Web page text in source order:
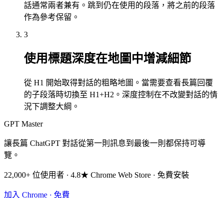
話通常兩者兼有。跳到仍在使用的段落，將之前的段落
作為參考保留。
3
使用標題深度在地圖中增減細節
從 H1 開始取得對話的粗略地圖。當需要查看長篇回覆
的子段落時切換至 H1+H2。深度控制在不改變對話的情
況下調整大綱。
GPT Master
讓長篇 ChatGPT 對話從第一則訊息到最後一則都保持可導
覽。
22,000+ 位使用者 · 4.8★ Chrome Web Store · 免費安裝
加入 Chrome · 免費